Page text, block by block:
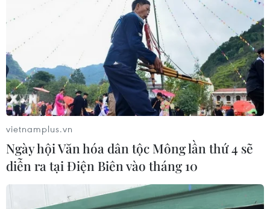
Thành phố Hồ Chí Minh vào Top 100
hệ sinh thái khởi nghiệp toàn cầu
19/05/2026 14:00
Xem thêm
CƠ QUAN CHỦ QUẢN: THÔNG TẤN XÃ VIỆT NAM
vietnamplus.vn
Ngày hội Văn hóa dân tộc Mông lần thứ 4 sẽ
diễn ra tại Điện Biên vào tháng 10